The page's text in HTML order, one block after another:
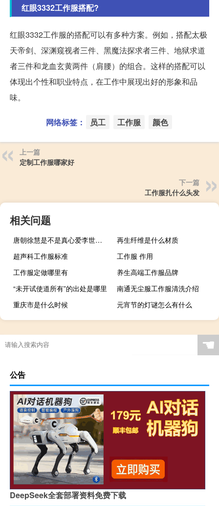
红眼3332工作服搭配?
红眼3332工作服的搭配可以有多种方案。例如，搭配太极
天帝剑、深渊窥视者三件、黑魔法探求者三件、地狱求道
者三件和龙血玄黄两件（肩腰）的组合。这样的搭配可以
体现出个性和职业特点，在工作中展现出好的形象和品
味。
网络标签： 员工 工作服 颜色
上一篇
定制工作服哪家好
下一篇
工作服扎什么头发
相关问题
唐朝徐慧是不是真心爱李世民（唐朝徐慧）
再生纤维是什么材质
超声科工作服标准
工作服 作用
工作服定做哪里有
养生高端工作服品牌
“未开试使道所有”的出处是哪里
南通无尘服工作服清洗介绍
重庆市是什么时候
元宵节的灯谜怎么有什么
☚
公告
DeepSeek全套部署资料免费下载